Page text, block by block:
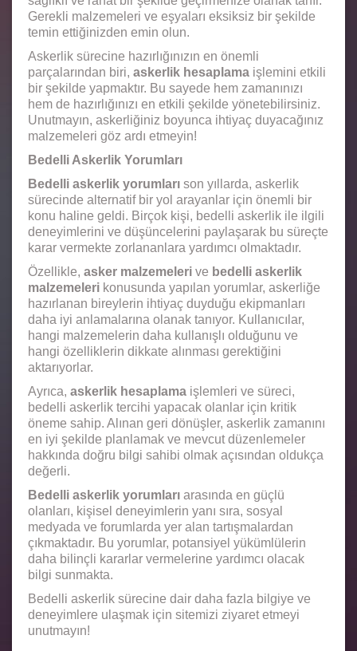
Gerekli malzemeleri ve eşyaları eksiksiz bir şekilde
temin ettiğinizden emin olun.
Askerlik sürecine hazırlığınızın en önemli
parçalarından biri, askerlik hesaplama işlemini etkili
bir şekilde yapmaktır. Bu sayede hem zamanınızı
hem de hazırlığınızı en etkili şekilde yönetebilirsiniz.
Unutmayın, askerliğiniz boyunca ihtiyaç duyacağınız
malzemeleri göz ardı etmeyin!
Bedelli Askerlik Yorumları
Bedelli askerlik yorumları son yıllarda, askerlik
sürecinde alternatif bir yol arayanlar için önemli bir
konu haline geldi. Birçok kişi, bedelli askerlik ile ilgili
deneyimlerini ve düşüncelerini paylaşarak bu süreçte
karar vermekte zorlananlara yardımcı olmaktadır.
Özellikle, asker malzemeleri ve bedelli askerlik
malzemeleri konusunda yapılan yorumlar, askerliğe
hazırlanan bireylerin ihtiyaç duyduğu ekipmanları
daha iyi anlamalarına olanak tanıyor. Kullanıcılar,
hangi malzemelerin daha kullanışlı olduğunu ve
hangi özelliklerin dikkate alınması gerektiğini
aktarıyorlar.
Ayrıca, askerlik hesaplama işlemleri ve süreci,
bedelli askerlik tercihi yapacak olanlar için kritik
öneme sahip. Alınan geri dönüşler, askerlik zamanını
en iyi şekilde planlamak ve mevcut düzenlemeler
hakkında doğru bilgi sahibi olmak açısından oldukça
değerli.
Bedelli askerlik yorumları arasında en güçlü
olanları, kişisel deneyimlerin yanı sıra, sosyal
medyada ve forumlarda yer alan tartışmalardan
çıkmaktadır. Bu yorumlar, potansiyel yükümlülerin
daha bilinçli kararlar vermelerine yardımcı olacak
bilgi sunmakta.
Bedelli askerlik sürecine dair daha fazla bilgiye ve
deneyimlere ulaşmak için sitemizi ziyaret etmeyi
unutmayın!